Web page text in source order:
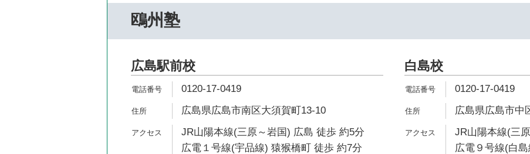
鴎州塾
広島駅前校
0120-17-0419
広島県広島市南区大須賀町13-10
JR山陽本線(三原～岩国) 広島 徒歩 約5分
広電１号線(宇品線) 猿猴橋町 徒歩 約7分
白島校
0120-17-0419
広島県広島市中
JR山陽本線(三
広電９号線(白